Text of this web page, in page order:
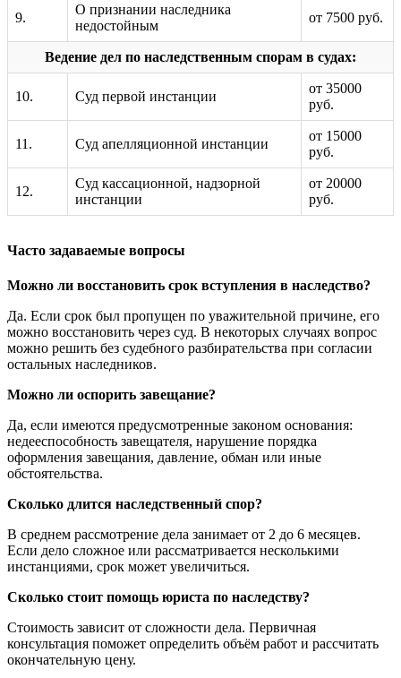
9.
О признании наследника
недостойным
от 7500 руб.
Ведение дел по наследственным спорам в судах:
10. Суд первой инстанции
от 35000
руб.
11. Суд апелляционной инстанции
от 15000
руб.
12.
Суд кассационной, надзорной
инстанции
от 20000
руб.
Часто задаваемые вопросы
Можно ли восстановить срок вступления в наследство?
Да. Если срок был пропущен по уважительной причине, его
можно восстановить через суд. В некоторых случаях вопрос
можно решить без судебного разбирательства при согласии
остальных наследников.
Можно ли оспорить завещание?
Да, если имеются предусмотренные законом основания:
недееспособность завещателя, нарушение порядка
оформления завещания, давление, обман или иные
обстоятельства.
Сколько длится наследственный спор?
В среднем рассмотрение дела занимает от 2 до 6 месяцев.
Если дело сложное или рассматривается несколькими
инстанциями, срок может увеличиться.
Сколько стоит помощь юриста по наследству?
Стоимость зависит от сложности дела. Первичная
консультация поможет определить объём работ и рассчитать
окончательную цену.